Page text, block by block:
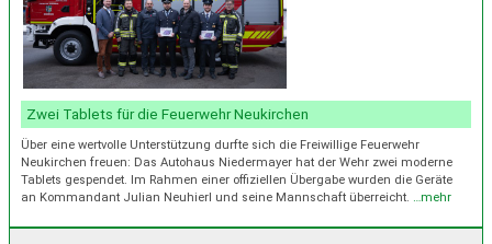
Zwei Tablets für die Feuerwehr Neukirchen
Über eine wertvolle Unterstützung durfte sich die Freiwillige Feuerwehr
Neukirchen freuen: Das Autohaus Niedermayer hat der Wehr zwei moderne
Tablets gespendet. Im Rahmen einer offiziellen Übergabe wurden die Geräte
an Kommandant Julian Neuhierl und seine Mannschaft überreicht. …mehr